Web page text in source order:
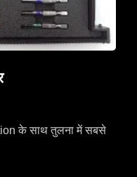
के साथ तुलना में सबसे